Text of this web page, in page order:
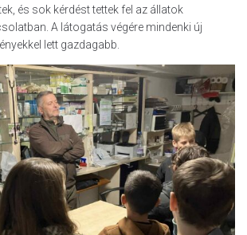
és sok kérdést tettek fel az állatok
A látogatás végére mindenki új
lett gazdagabb.